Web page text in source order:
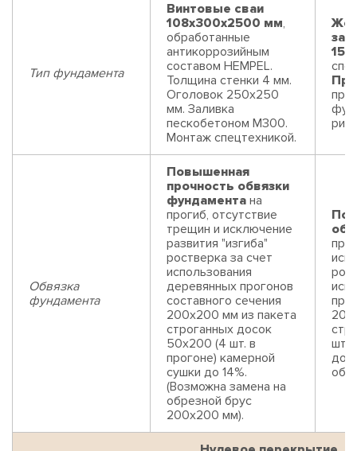
Тип фундамента
Винтовые сваи
108x300x2500 мм,
обработанные
антикоррозийным
составом HEMPEL.
Толщина стенки 4 мм.
Оголовок 250х250
мм. Заливка
пескобетоном М300.
Монтаж спецтехникой.
Обвязка
фундамента
Повышенная
прочность обвязки
фундамента на
прогиб, отсутствие
трещин и исключение
развития "изгиба"
ростверка за счет
использования
деревянных прогонов
составного сечения
200х200 мм из пакета
строганных досок
50х200 (4 шт. в
прогоне) камерной
сушки до 14%.
(Возможна замена на
обрезной брус
200х200 мм).
шт.
до